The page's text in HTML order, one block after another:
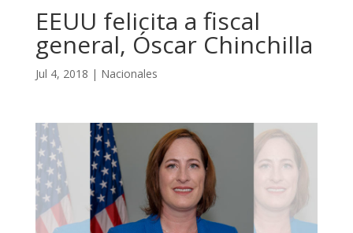
EEUU felicita a fiscal
general, Óscar Chinchilla
Jul 4, 2018 | Nacionales